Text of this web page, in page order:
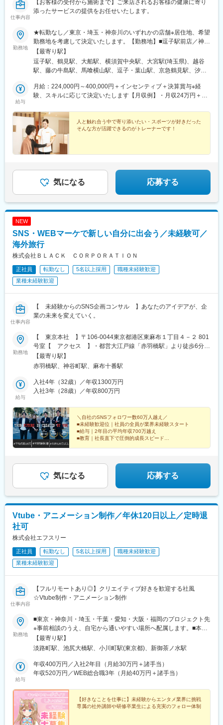
仕事内容
【お客様の受付から施術まで】ご来店されるお客様の健康に寄り
添ったサービスの提供をお任せいたします。
勤務地
★転勤なし／東京・埼玉・神奈川のいずれかの店舗※居住地、希望
勤務地を考慮して決定いたします。【勤務地】■逗子駅前店／神奈
川県逗子市逗子1-2-6 2F■鶴見駅ビル店／神奈川県横浜市鶴見区豊
岡町18-1 5F■大船店／神奈川県鎌倉市大船1-24-19 1F■横須賀モア
ーズシティ店／神奈川県横須賀市若松町2-30 横須賀モアーズシテ
店／埼玉県越谷市弥生町17-1 越谷ツインシティA街区302-6■イオ
ンモール春日部店／埼玉県春日部市下柳420-1 イオンモール春日
【最寄り駅】
逗子駅、鶴見駅、大船駅、横須賀中央駅、大宮駅(埼玉県)、越谷
駅、藤の牛島駅、馬喰横山駅、逗子・葉山駅、京急鶴見駅、汐入
給与
月給：224,000円～400,000円＋インセンティブ＋決算賞与※経
験、スキルに応じて決定いたします【月収例】・月収24万円＋イ
目）・月収27万円＋インセンティブ（個人業績給＋店舗業績給）
（29歳／入社3年目・店長）人と触れ合う中で寄り添いたい・スポーツが好きだった
そんな方が活躍できるのがトレーナーです！
気になる 応募する
NEW
SNS・WEBマーケで新しい自分に出会う／未経験可／
海外旅行
株式会社ＢＬＡＣＫ ＣＯＲＰＯＲＡＴＩＯＮ
正社員 転勤なし 5名以上採用
職種未経験歓迎
業種未経験歓迎
仕事内容
【 未経験からのSNS企画コンサル 】あなたのアイデアが、企
業の未来を変えていく。
勤務地
【 東京本社 】〒106-0044東京都港区東麻布１丁目４－２ 801
号室【 アクセス 】・都営大江戸線「赤羽橋駅」より徒歩6分・
東京メトロ日比谷線「神谷町駅」より徒歩9分・都営大江戸線／東
京メトロ南北線「麻布十番駅」より徒歩9分＼＼ 上京サポート
たい」そんな想いを持つ方を応援します。地方からの転職や上京
が初めての方も安心してスタートできるよう、環境面もしっかり
その他勤務地、神奈川、千葉、埼玉、大阪、愛知等本社での勤務
もOK！
【最寄り駅】
赤羽橋駅、神谷町駅、麻布十番駅
給与
入社4年（32歳）／年収1300万円
入社3年（28歳）／年収800万円
＼自社のSNSフォロワー数60万人越え／
■未経験歓迎位｜社員の全員が業界未経験スタート
■給与｜2年目の平均年収700万越え
■教育｜社長直下で圧倒的成長スピード
気になる 応募する
Vtube・アニメーション制作／年休120日以上／定時退
社可
株式会社エフスリー
正社員 転勤なし 5名以上採用
職種未経験歓迎
業種未経験歓迎
仕事内容
【フルリモートあり◎】クリエイティブ好きを歓迎する社風
☆Vtube制作・アニメーション制作
勤務地
■東京・神奈川・埼玉・千葉・愛知・大阪・福岡のプロジェクト先
※事前相談のうえ、自宅から通いやすい場所へ配属します。■本社
／東京都千代田区神田淡路町1丁目9-5 天翔御茶ノ水ビル505■新事
務所オープン！／東京都目黒区大橋2-24-1-803◎転居を伴う転勤
口徒歩5分JR中央・総武線（各駅停車） 御茶ノ水駅 聖橋口徒歩5
分JR山手線・総武線 秋葉原駅 電気街口徒歩12分東京メトロ千代
駅 エレベーター口、A5出口徒歩2分都営地下鉄新宿線 小川町
駅 A7出口徒歩2分
【最寄り駅】
淡路町駅、池尻大橋駅、小川町駅(東京都)、新御茶ノ水駅
給与
年収400万円／入社2年目（月給30万円＋諸手当）
年収520万円／WEB総合職3年（月給40万円＋諸手当）
【好きなことを仕事に】未経験からエンタメ業界に挑戦
専属の社外講師や研修卒業生による充実のフォロー体制